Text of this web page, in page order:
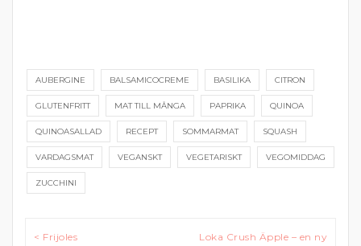
AUBERGINE BALSAMICOCREME BASILIKA CITRON
GLUTENFRITT MAT TILL MÅNGA PAPRIKA QUINOA
QUINOASALLAD RECEPT SOMMARMAT SQUASH
VARDAGSMAT VEGANSKT VEGETARISKT VEGOMIDDAG
ZUCCHINI
Inläggsnavigering
< Frijoles
Loka Crush Äpple – en ny